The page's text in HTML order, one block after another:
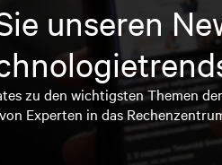
unseren
zu den wichtigsten Themen
Experten in das